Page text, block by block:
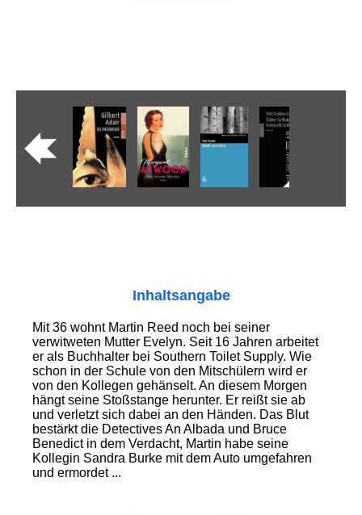
Inhaltsangabe
Mit 36 wohnt Martin Reed noch bei seiner
verwitweten Mutter Evelyn. Seit 16 Jahren arbeitet
er als Buchhalter bei Southern Toilet Supply. Wie
schon in der Schule von den Mitschülern wird er
von den Kollegen gehänselt. An diesem Morgen
hängt seine Stoßstange herunter. Er reißt sie ab
und verletzt sich dabei an den Händen. Das Blut
bestärkt die Detectives An Albada und Bruce
Benedict in dem Verdacht, Martin habe seine
Kollegin Sandra Burke mit dem Auto umgefahren
und ermordet ...